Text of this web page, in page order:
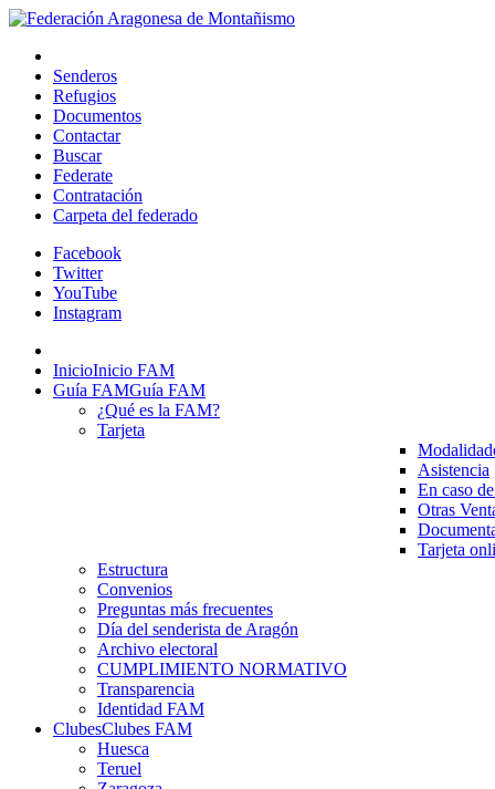
Senderos
Refugios
Documentos
Contactar
Buscar
Federate
Contratación
Carpeta del federado
Facebook
Twitter
YouTube
Instagram
InicioInicio FAM
Guía FAMGuía FAM
¿Qué es la FAM?
Tarjeta
Asistencia
En caso
Otras
Tarjeta
Estructura
Convenios
Preguntas más frecuentes
Día del senderista de Aragón
Archivo electoral
CUMPLIMIENTO NORMATIVO
Transparencia
Identidad FAM
ClubesClubes FAM
Huesca
Teruel